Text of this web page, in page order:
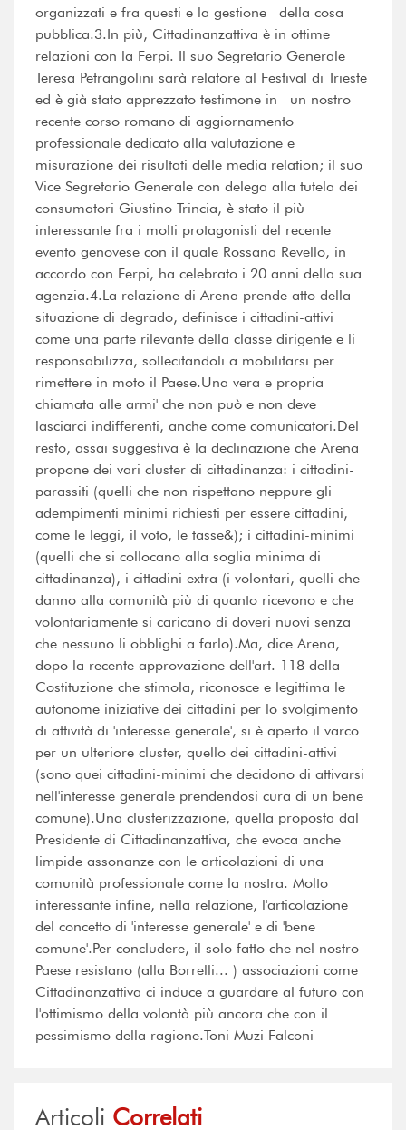
organizzati e fra questi e la gestione della cosa
pubblica.3.In più, Cittadinanzattiva è in ottime
relazioni con la Ferpi. Il suo Segretario Generale
Teresa Petrangolini sarà relatore al Festival di Trieste
ed è già stato apprezzato testimone in un nostro
recente corso romano di aggiornamento
professionale dedicato alla valutazione e
misurazione dei risultati delle media relation; il suo
Vice Segretario Generale con delega alla tutela dei
consumatori Giustino Trincia, è stato il più
interessante fra i molti protagonisti del recente
evento genovese con il quale Rossana Revello, in
accordo con Ferpi, ha celebrato i 20 anni della sua
agenzia.4.La relazione di Arena prende atto della
situazione di degrado, definisce i cittadini-attivi
come una parte rilevante della classe dirigente e li
responsabilizza, sollecitandoli a mobilitarsi per
rimettere in moto il Paese.Una vera e propria
chiamata alle armi' che non può e non deve
lasciarci indifferenti, anche come comunicatori.Del
resto, assai suggestiva è la declinazione che Arena
propone dei vari cluster di cittadinanza: i cittadini-
parassiti (quelli che non rispettano neppure gli
adempimenti minimi richiesti per essere cittadini,
come le leggi, il voto, le tasse&); i cittadini-minimi
(quelli che si collocano alla soglia minima di
cittadinanza), i cittadini extra (i volontari, quelli che
danno alla comunità più di quanto ricevono e che
volontariamente si caricano di doveri nuovi senza
che nessuno li obblighi a farlo).Ma, dice Arena,
dopo la recente approvazione dell'art. 118 della
Costituzione che stimola, riconosce e legittima le
autonome iniziative dei cittadini per lo svolgimento
di attività di 'interesse generale', si è aperto il varco
per un ulteriore cluster, quello dei cittadini-attivi
(sono quei cittadini-minimi che decidono di attivarsi
nell'interesse generale prendendosi cura di un bene
comune).Una clusterizzazione, quella proposta dal
Presidente di Cittadinanzattiva, che evoca anche
limpide assonanze con le articolazioni di una
comunità professionale come la nostra. Molto
interessante infine, nella relazione, l'articolazione
del concetto di 'interesse generale' e di 'bene
comune'.Per concludere, il solo fatto che nel nostro
Paese resistano (alla Borrelli... ) associazioni come
Cittadinanzattiva ci induce a guardare al futuro con
l'ottimismo della volontà più ancora che con il
pessimismo della ragione.Toni Muzi Falconi
Articoli Correlati